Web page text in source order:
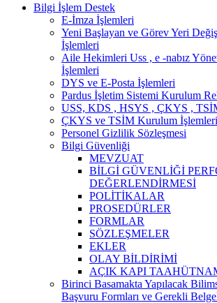
Bilgi İşlem Destek
E-İmza İşlemleri
Yeni Başlayan ve Görev Yeri
İşlemleri
Aile Hekimleri Uss , e -nabız
İşlemleri
DYS ve E-Posta İşlemleri
Pardus İşletim Sistemi Kurulum
USS, KDS , HSYS , ÇKYS ,
ÇKYS ve TSİM Kurulum İşlemleri
Personel Gizlilik Sözleşmesi
Bilgi Güvenliği
MEVZUAT
BİLGİ GÜVENLİĞİ
DEĞERLENDİRMESİ
POLİTİKALAR
PROSEDÜRLER
FORMLAR
SÖZLEŞMELER
EKLER
OLAY BİLDİRİMİ
AÇIK KAPI
Birinci Basamakta Yapılacak
Başvuru Formları ve Gerekli